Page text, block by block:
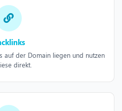
auf der Domain liegen und nutzen
direkt.